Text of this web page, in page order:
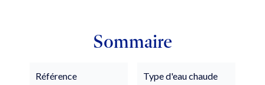
Sommaire
Référence
Type d'eau chaude